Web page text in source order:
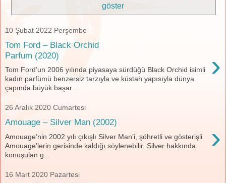
göster
10 Şubat 2022 Perşembe
Tom Ford – Black Orchid
Parfum (2020)
›
Tom Ford’un 2006 yılında piyasaya sürdüğü Black Orchid isimli
kadın parfümü benzersiz tarzıyla ve küstah yapısıyla dünya
çapında büyük başar...
26 Aralık 2020 Cumartesi
Amouage – Silver Man (2002) ›
Amouage’nin 2002 yılı çıkışlı Silver Man’i, şöhretli ve gösterişli
Amouage’lerin gerisinde kaldığı söylenebilir. Silver hakkında
konuşulan g...
16 Mart 2020 Pazartesi